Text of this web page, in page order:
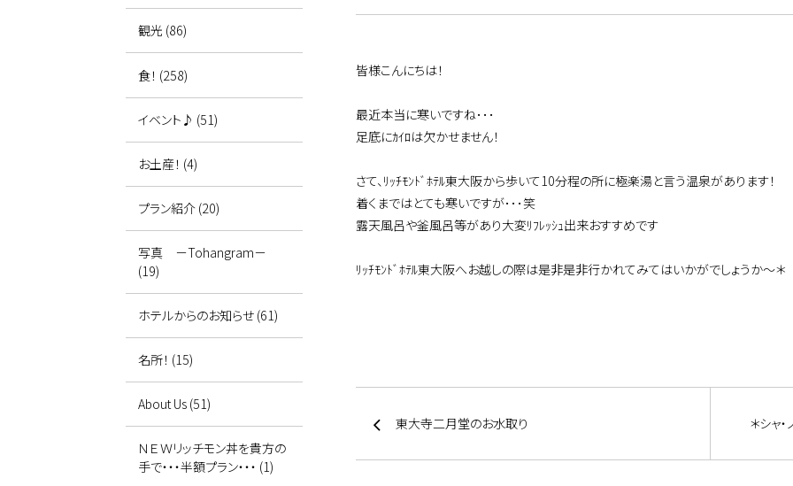
皆様こんにちは！
最近本当に寒いですね･･･
足底にｶｲﾛは欠かせません！
さて、ﾘｯﾁﾓﾝﾄﾞﾎﾃﾙ東大阪から歩いて10分程の所に極楽湯と言う温泉があります！
着くまではとても寒いですが･･･笑
露天風呂や釜風呂等があり大変ﾘﾌﾚｯｼｭ出来おすすめです
ﾘｯﾁﾓﾝﾄﾞﾎﾃﾙ東大阪へお越しの際は是非是非行かれてみてはいかがでしょうか～＊
東大寺二月堂のお水取り ＊シャ
観光 (86)
食！ (258)
イベント♪ (51)
お土産！ (4)
プラン紹介 (20)
写真 －Tohangram－
(19)
ホテルからのお知らせ (61)
名所！ (15)
About Us (51)
ＮＥＷリッチモン丼を貴方の
手で・・・半額プラン・・・ (1)